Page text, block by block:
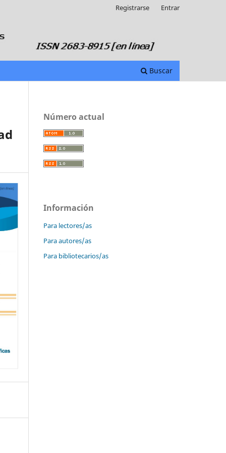
Buscar
Registrarse Entrar
Número actual
Información
Para lectores/as
Para autores/as
Para bibliotecarios/as